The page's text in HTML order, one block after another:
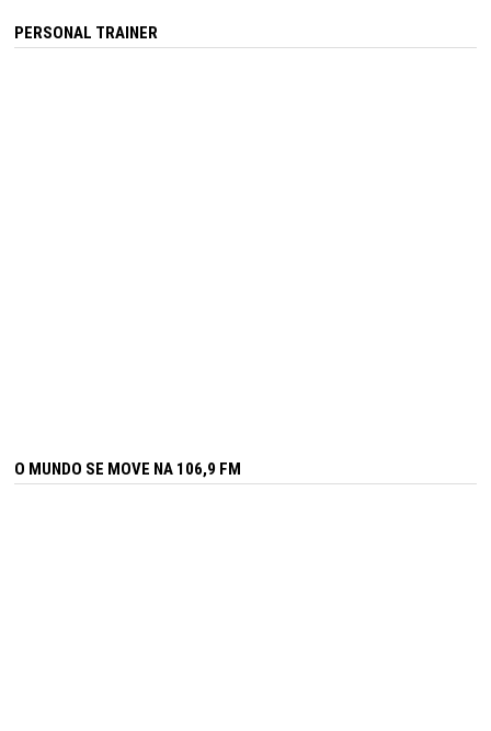
PERSONAL TRAINER
O MUNDO SE MOVE NA 106,9 FM